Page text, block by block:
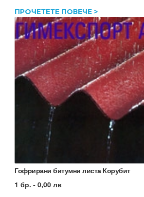
ПРОЧЕТЕТЕ ПОВЕЧЕ >
Гофрирани битумни листа Корубит
1 бр. - 0,00 лв